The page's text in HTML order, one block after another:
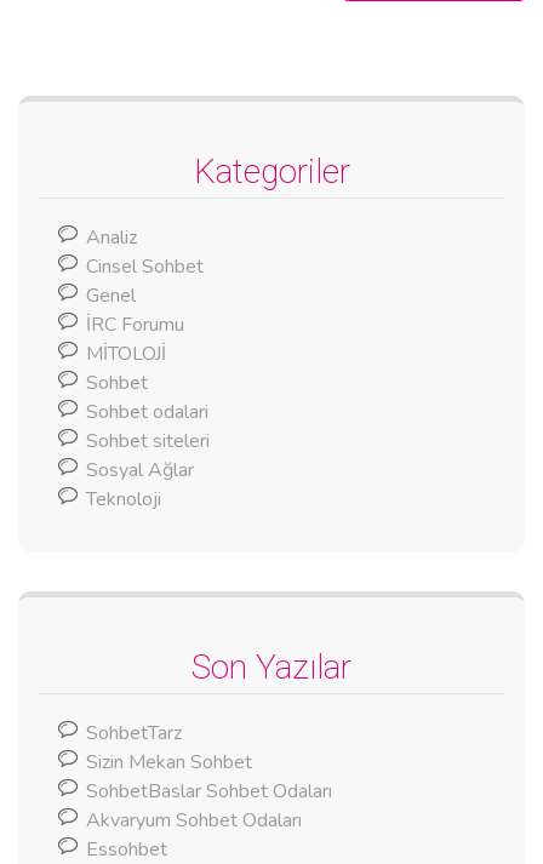
Kategoriler
Analiz
Cinsel Sohbet
Genel
İRC Forumu
MİTOLOJİ
Sohbet
Sohbet odalari
Sohbet siteleri
Sosyal Ağlar
Teknoloji
Son Yazılar
SohbetTarz
Sizin Mekan Sohbet
SohbetBaslar Sohbet Odaları
Akvaryum Sohbet Odaları
Essohbet